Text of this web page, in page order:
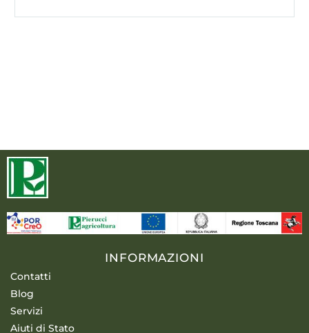
INFORMAZIONI
Contatti
Blog
Servizi
Aiuti di Stato